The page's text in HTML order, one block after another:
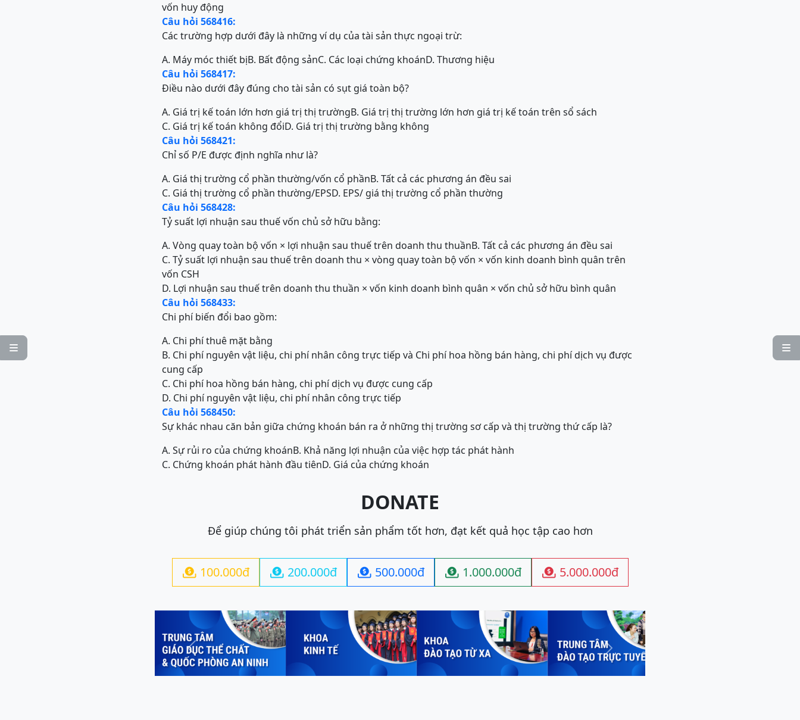


vốn huy động
Câu hỏi 568416:
Các trường hợp dưới đây là những ví dụ của tài sản thực ngoại trừ:
A. Máy móc thiết bịB. Bất động sảnC. Các loại chứng khoánD. Thương hiệu
Câu hỏi 568417:
Điều nào dưới đây đúng cho tài sản có sụt giá toàn bộ?
A. Giá trị kế toán lớn hơn giá trị thị trườngB. Giá trị thị trường lớn hơn giá trị kế toán trên sổ sách
C. Giá trị kế toán không đổiD. Giá trị thị trường bằng không
Câu hỏi 568421:
Chỉ số P/E được định nghĩa như là?
A. Giá thị trường cổ phần thường/vốn cổ phầnB. Tất cả các phương án đều sai
C. Giá thị trường cổ phần thường/EPSD. EPS/ giá thị trường cổ phần thường
Câu hỏi 568428:
Tỷ suất lợi nhuận sau thuế vốn chủ sở hữu bằng:
A. Vòng quay toàn bộ vốn × lợi nhuận sau thuế trên doanh thu thuầnB. Tất cả các phương án đều sai
C. Tỷ suất lợi nhuận sau thuế trên doanh thu × vòng quay toàn bộ vốn × vốn kinh doanh bình quân trên
vốn CSH
D. Lợi nhuận sau thuế trên doanh thu thuần × vốn kinh doanh bình quân × vốn chủ sở hữu bình quân
Câu hỏi 568433:
Chi phí biến đổi bao gồm:
A. Chi phí thuê mặt bằng
B. Chi phí nguyên vật liệu, chi phí nhân công trực tiếp và Chi phí hoa hồng bán hàng, chi phí dịch vụ được
cung cấp
C. Chi phí hoa hồng bán hàng, chi phí dịch vụ được cung cấp
D. Chi phí nguyên vật liệu, chi phí nhân công trực tiếp
Câu hỏi 568450:
Sự khác nhau căn bản giữa chứng khoán bán ra ở những thị trường sơ cấp và thị trường thứ cấp là?
A. Sự rủi ro của chứng khoánB. Khả năng lợi nhuận của việc hợp tác phát hành
C. Chứng khoán phát hành đầu tiênD. Giá của chứng khoán
DONATE
Để giúp chúng tôi phát triển sản phẩm tốt hơn, đạt kết quả học tập cao hơn
 100.000đ  200.000đ  500.000đ  1.000.000đ  5.000.000đ
Previous Next